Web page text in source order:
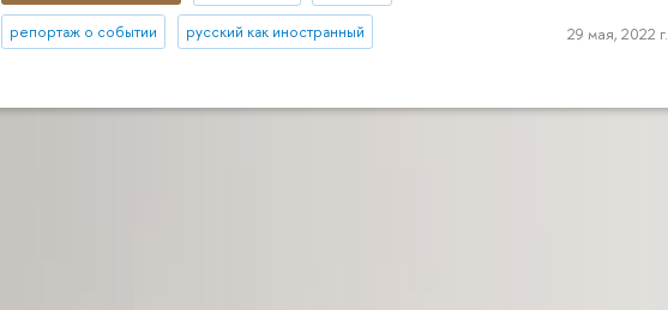
репортаж о событии русский как иностранный 29 мая, 2022 г.